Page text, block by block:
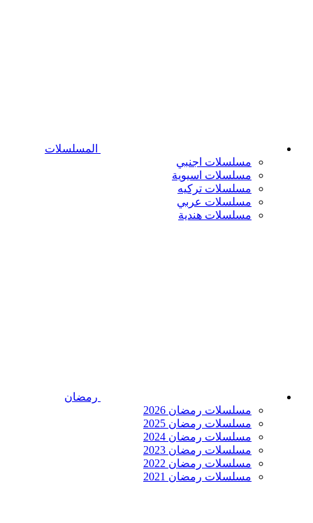
المسلسلات
مسلسلات اجنبي
مسلسلات اسيوية
مسلسلات تركيه
مسلسلات عربي
مسلسلات هندية
رمضان
مسلسلات رمضان 2026
مسلسلات رمضان 2025
مسلسلات رمضان 2024
مسلسلات رمضان 2023
مسلسلات رمضان 2022
مسلسلات رمضان 2021